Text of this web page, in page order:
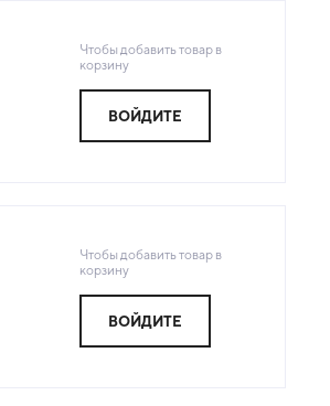
Чтобы добавить товар в
корзину
ВОЙДИТЕ
Чтобы добавить товар в
корзину
ВОЙДИТЕ